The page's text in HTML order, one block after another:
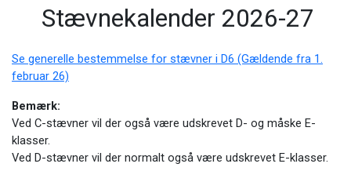
Stævnekalender 2026-27
Se generelle bestemmelse for stævner i D6 (Gældende fra 1.
februar 26)
Bemærk:
Ved C-stævner vil der også være udskrevet D- og måske E-
klasser.
Ved D-stævner vil der normalt også være udskrevet E-klasser.